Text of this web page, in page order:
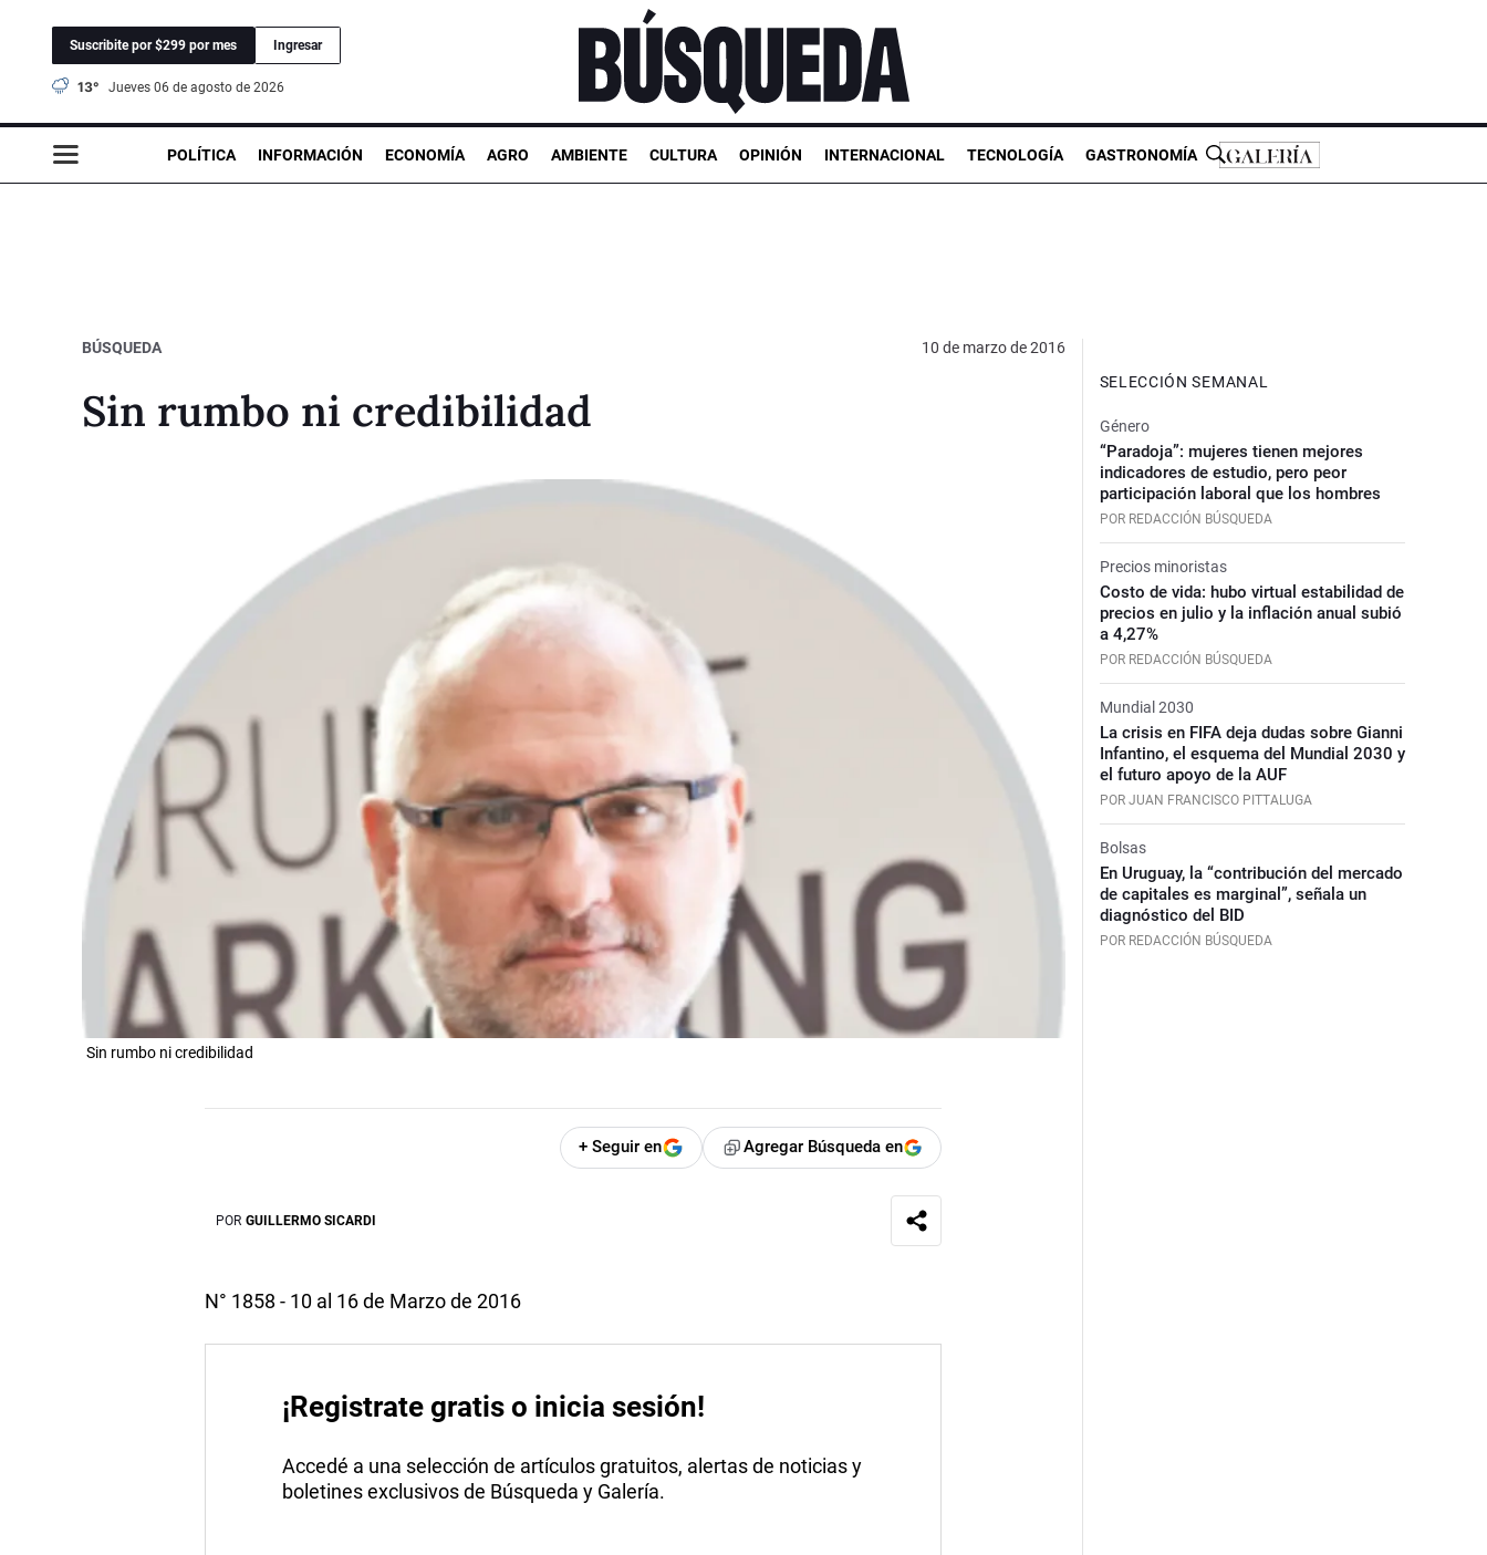
Suscribite por $299 por mes Ingresar
13° jueves 06 de agosto de 2026
POLÍTICA INFORMACIÓN ECONOMÍA AGRO AMBIENTE CULTURA OPINIÓN INTERNACIONAL TECNOLOGÍA GASTRONOMÍA
BÚSQUEDA 10 de marzo de 2016
Sin rumbo ni credibilidad
Sin rumbo ni credibilidad
+ Seguir en Agregar Búsqueda en
POR GUILLERMO SICARDI
N° 1858 - 10 al 16 de Marzo de 2016
¡Registrate gratis o inicia sesión!
Accedé a una selección de artículos gratuitos, alertas de noticias y
boletines exclusivos de Búsqueda y Galería.
SELECCIÓN SEMANAL
Género
“Paradoja”: mujeres tienen mejores
indicadores de estudio, pero peor
participación laboral que los hombres
POR REDACCIÓN BÚSQUEDA
Precios minoristas
Costo de vida: hubo virtual estabilidad de
precios en julio y la inflación anual subió
a 4,27%
POR REDACCIÓN BÚSQUEDA
Mundial 2030
La crisis en FIFA deja dudas sobre Gianni
Infantino, el esquema del Mundial 2030 y
el futuro apoyo de la AUF
POR JUAN FRANCISCO PITTALUGA
Bolsas
En Uruguay, la “contribución del mercado
de capitales es marginal”, señala un
diagnóstico del BID
POR REDACCIÓN BÚSQUEDA